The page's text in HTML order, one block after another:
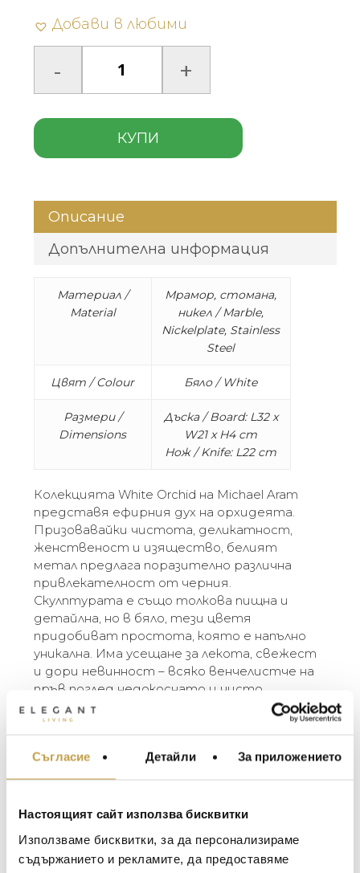
Съгласие Детайли За приложението
Настоящият сайт използва бисквитки
Използваме бисквитки, за да персонализираме
съдържанието и рекламите, да предоставяме
Добави в любими
КУПИ
Описание
Допълнителна информация
Материал /
Material
Мрамор, стомана,
никел / Marble,
Nickelplate, Stainless
Steel
Цвят / Colour Бяло / White
Размери /
Dimensions
Дъска / Board: L32 x
W21 x H4 cm
Нож / Knife: L22 cm
Колекцията White Orchid на Michael Aram
представя ефирния дух на орхидеята.
Призовавайки чистота, деликатност,
женственост и изящество, белият
метал предлага поразително различна
привлекателност от черния.
Скулптурата е също толкова пищна и
детайлна, но в бяло, тези цветя
придобиват простота, която е напълно
уникална. Има усещане за лекота, свежест
и дори невинност – всяко венчелистче на
пръв поглед недокоснато и чисто.
“Орхидеите естествено излъчват
чувственост и съблазнителност, но в бял
значение – елемент на яркост, която
свързвам с новото начало. Когато се
чистотата и сладостта на новородено
съвместния им живот.” – Michael Aram
МЕБЕЛИ ЗА ДОМА И
ЗА МАСАТА
BACCARAT